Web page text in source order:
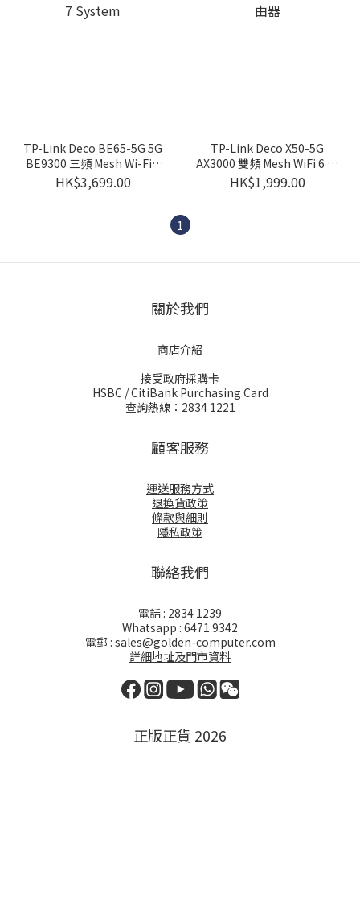
TP-Link Deco BE65-5G 5G
BE9300 三頻 Mesh Wi-Fi 7
System
HK$3,699.00
TP-Link Deco X50-5G
AX3000 雙頻 Mesh WiFi 6 路
由器
HK$1,999.00
1
關於我們
商店介紹
接受政府採購卡
HSBC / CitiBank Purchasing Card
查詢熱線：2834 1221
顧客服務
運送服務方式
退換貨政策
條款與細則
隱私政策
聯絡我們
電話 : 2834 1239
Whatsapp : 6471 9342
電郵 : sales@golden-computer.com
詳細地址及門市資料
正版正貨 2026